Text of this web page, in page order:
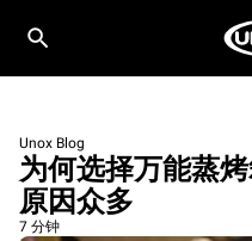
Unox Blog
为何选择万能蒸
原因众多
7 分钟